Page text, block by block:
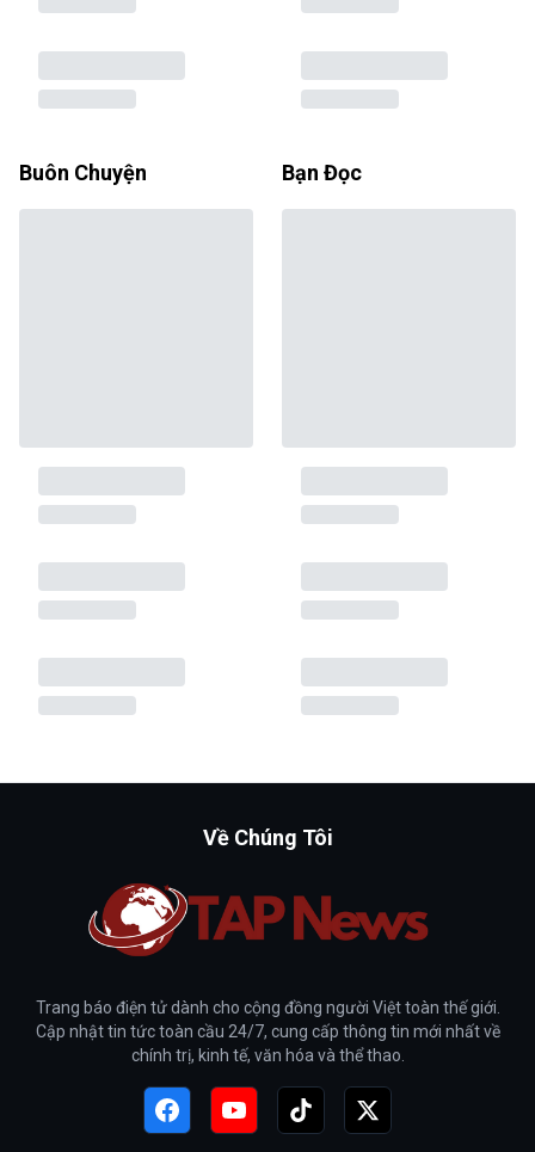
Buôn Chuyện Bạn Đọc
Về Chúng Tôi
Trang báo điện tử dành cho cộng đồng người Việt toàn thế giới.
Cập nhật tin tức toàn cầu 24/7, cung cấp thông tin mới nhất về
chính trị, kinh tế, văn hóa và thể thao.